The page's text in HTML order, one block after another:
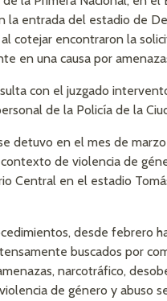
la entrada del estadio de
cotejar encontraron la
en una causa por
con el juzgado
de la Policía de la
detuvo en el mes de
de violencia de
Central en el estadio
desde febrero
buscados por
narcotráfico,
de género y abuso